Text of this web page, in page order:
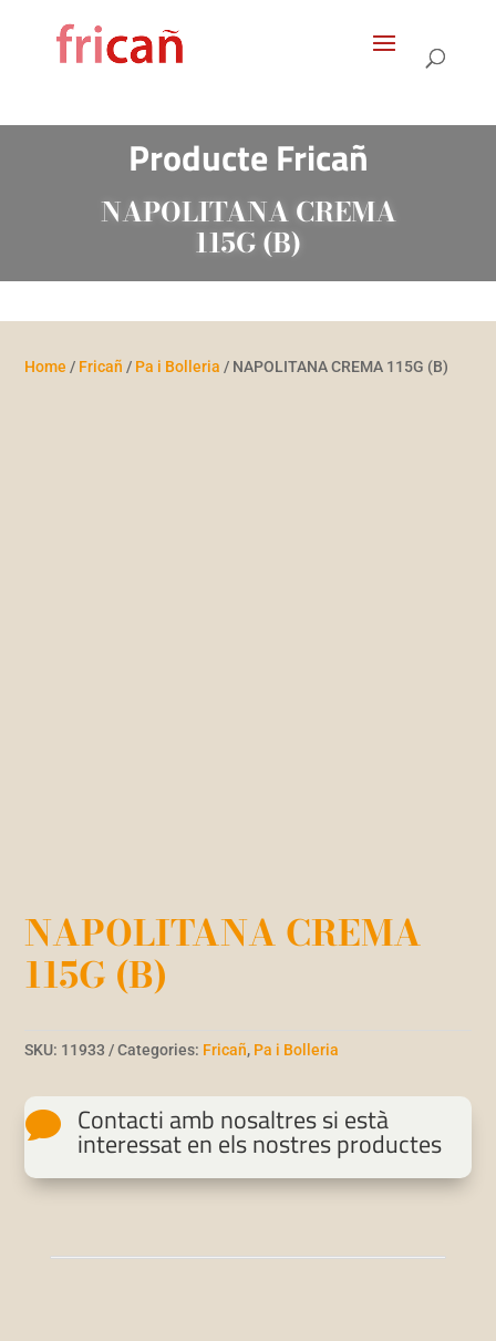
Producte Fricañ
NAPOLITANA CREMA
115G (B)
Home / Fricañ / Pa i Bolleria / NAPOLITANA CREMA 115G (B)
NAPOLITANA CREMA
115G (B)
SKU: 11933 Categories: Fricañ, Pa i Bolleria
 Contacti amb nosaltres si està
interessat en els nostres productes